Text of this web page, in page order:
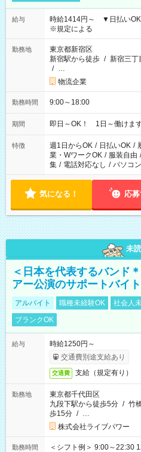
給与
時給1414円～ ▼日払い
※規定による
勤務地
東京都新宿区
新宿駅から徒歩 / 新宿三丁
/ …
物流企業
勤務時間 9:00～18:00
期間 即日～OK！ 1日～働けます
特徴 週1日からOK / 日払いOK /
業・WワークOK / 服装自由 /
集 / 電話対応なし / パソコ
気になる！ 応
未読
＜日本を代表するバンド
アー公演のサポートバイ
アルバイト 職種未経験OK 社会人
ブランクOK
給与
時給1250円～
交通費別途支給あり
交通費 支給（規定有り）
勤務地
東京都千代田区
九段下駅から徒歩5分 / 竹
歩15分 / …
株式会社ライブパワー
勤務時間 ＜シフト例＞ 9:00～22:30